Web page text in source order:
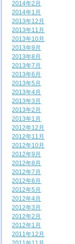
2014年2月
2014年1月
2013年12月
2013年11月
2013年10月
2013年9月
2013年8月
2013年7月
2013年6月
2013年5月
2013年4月
2013年3月
2013年2月
2013年1月
2012年12月
2012年11月
2012年10月
2012年9月
2012年8月
2012年7月
2012年6月
2012年5月
2012年4月
2012年3月
2012年2月
2012年1月
2011年12月